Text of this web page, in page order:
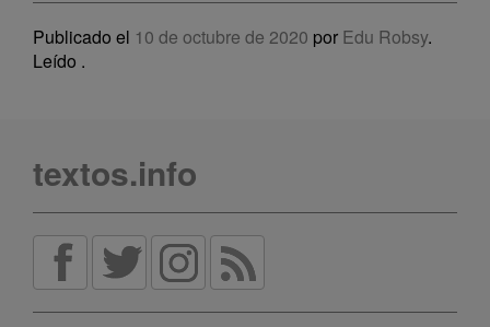
Publicado el 10 de octubre de 2020 por Edu Robsy.
Leído .
textos.info